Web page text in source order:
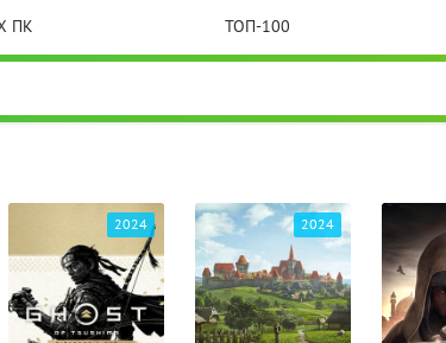
ПК ТОП-100
2024 2024